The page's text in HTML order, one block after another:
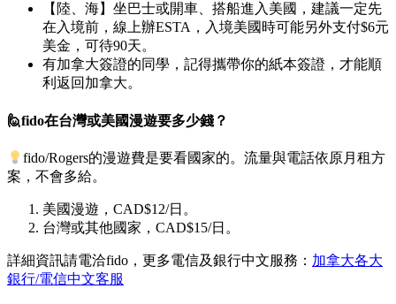
【陸、海】坐巴士或開車、搭船進入美國，建議一定先
在入境前，線上辦ESTA，入境美國時可能另外支付$6元
美金，可待90天。
有加拿大簽證的同學，記得攜帶你的紙本簽證，才能順
利返回加拿大。
🙋fido在台灣或美國漫遊要多少錢？
fido/Rogers的漫遊費是要看國家的。流量與電話依原月租方
案，不會多給。
美國漫遊，CAD$12/日。
台灣或其他國家，CAD$15/日。
詳細資訊請電洽fido，更多電信及銀行中文服務： 加拿大各大
銀行/電信中文客服